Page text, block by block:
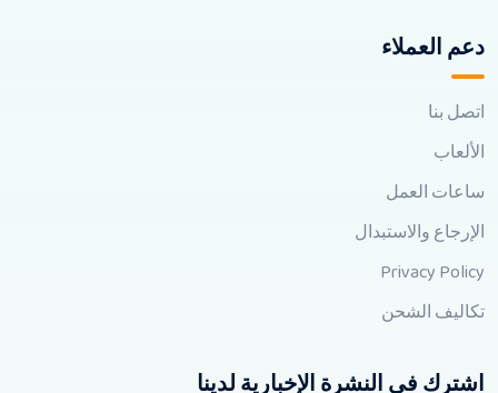
دعم العملاء
اتصل بنا
الألعاب
ساعات العمل
الإرجاع والاستبدال
Privacy Policy
تكاليف الشحن
اشترك في النشرة الإخبارية لدينا